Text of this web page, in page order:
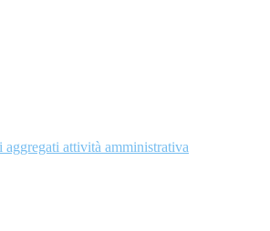
aggregati attività amministrativa